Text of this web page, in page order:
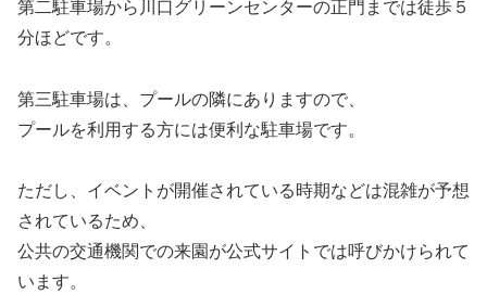
第二駐車場から川口グリーンセンターの正門までは徒歩５
分ほどです。
第三駐車場は、プールの隣にありますので、
プールを利用する方には便利な駐車場です。
ただし、イベントが開催されている時期などは混雑が予想
されているため、
公共の交通機関での来園が公式サイトでは呼びかけられて
います。